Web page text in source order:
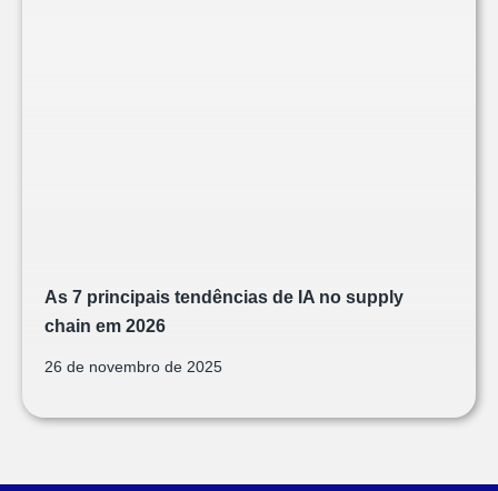
As 7 principais tendências de IA no supply
chain em 2026
26 de novembro de 2025